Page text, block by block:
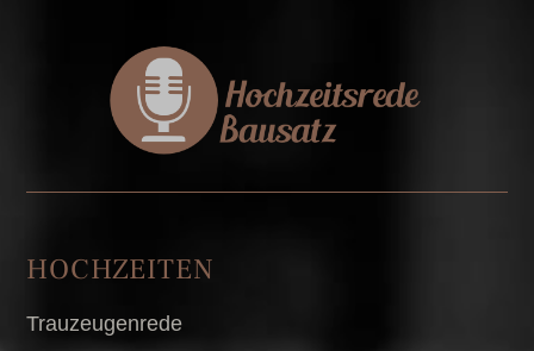
HOCHZEITEN
Trauzeugenrede